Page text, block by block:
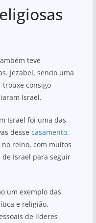
teve
Jezabel, sendo uma
trouxe consigo
Israel.
Israel foi uma das
desse casamento.
no reino, com muitos
de Israel para seguir
um exemplo das
e religião,
de líderes